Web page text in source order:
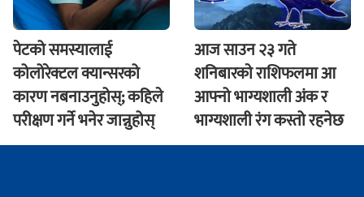
पेटको समस्यालाई
कोलोरेक्टल क्यान्सरको
कारण नबनाउनुहोस्; कहिले
परीक्षण गर्ने भनेर जान्नुहोस्
आज साउन २३ गते
शनिबारकाे राशिफलमा आ
आफ्नो भाग्यशाली अंक र
भाग्यशाली रंग कस्तो रहनेछ